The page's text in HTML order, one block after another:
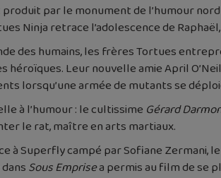
par le monument de l’humour
Ninja retrace l’adolescence de
des humains, les frères Tortues
Leur nouvelle amie April
lorsqu’une armée de mutants se
à l’humour : le cultissime Gérard
le rat, maître en arts martiaux.
à Superfly campé par Sofiane
Sous Emprisea permis au film de se